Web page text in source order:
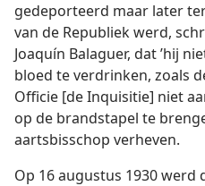
gedeporteerd maar later
van de Republiek werd,
Joaquín Balaguer, dat ’hij
bloed te verdrinken, zoals
Officie [de Inquisitie] niet
op de brandstapel te
aartsbisschop verheven.
Op 16 augustus 1930 werd